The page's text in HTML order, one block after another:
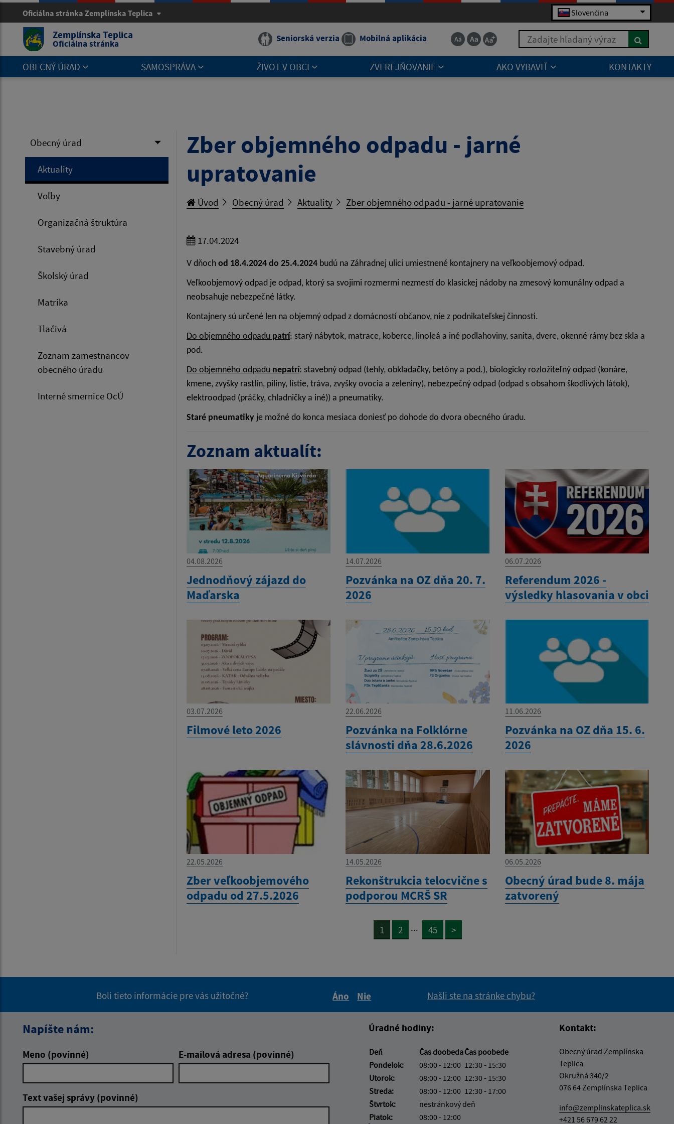
Oficiálna stránka Zemplínska Teplica Slovenčina
Zemplínska Teplica
Oficiálna stránka Seniorská verzia Mobilná aplikácia Zadajte hľadaný výraz
OBECNÝ ÚRAD SAMOSPRÁVA ŽIVOT V OBCI ZVEREJŇOVANIE AKO VYBAVIŤ KONTAKTY
Obecný úrad
Aktuality
Voľby
Organizačná štruktúra
Stavebný úrad
Školský úrad
Matrika
Tlačivá
Zoznam zamestnancov
obecného úradu
Interné smernice OcÚ
Zber objemného odpadu - jarné
upratovanie
Úvod Obecný úrad Aktuality Zber objemného odpadu - jarné upratovanie
17.04.2024
V dňoch od 18.4.2024 do 25.4.2024 budú na Záhradnej ulici umiestnené kontajnery na veľkoobjemový odpad.
Veľkoobjemový odpad je odpad, ktorý sa svojimi rozmermi nezmestí do klasickej nádoby na zmesový komunálny odpad a
neobsahuje nebezpečné látky.
Kontajnery sú určené len na objemný odpad z domácností občanov, nie z podnikateľskej činnosti.
Do objemného odpadu patrí: starý nábytok, matrace, koberce, linoleá a iné podlahoviny, sanita, dvere, okenné rámy bez skla a
pod.
Do objemného odpadu nepatrí: stavebný odpad (tehly, obkladačky, betóny a pod.), biologicky rozložiteľný odpad (konáre,
kmene, zvyšky rastlín, piliny, lístie, tráva, zvyšky ovocia a zeleniny), nebezpečný odpad (odpad s obsahom škodlivých látok),
elektroodpad (práčky, chladničky a iné)) a pneumatiky.
Staré pneumatiky je možné do konca mesiaca doniesť po dohode do dvora obecného úradu.
Zoznam aktualít:
04.08.2026
Jednodňový zájazd do
Maďarska
14.07.2026
Pozvánka na OZ dňa 20. 7.
2026
06.07.2026
Referendum 2026 -
výsledky hlasovania v obci
03.07.2026
Filmové leto 2026
22.06.2026
Pozvánka na Folklórne
slávnosti dňa 28.6.2026
11.06.2026
Pozvánka na OZ dňa 15. 6.
2026
22.05.2026
Zber veľkoobjemového
odpadu od 27.5.2026
14.05.2026
Rekonštrukcia telocvične s
podporou MCRŠ SR
06.05.2026
Obecný úrad bude 8. mája
zatvorený
1 2 ... 45 >
Boli tieto informácie pre vás užitočné?
Áno
Nie
Našli ste na stránke chybu?
Napíšte nám:
Meno (povinné) E-mailová adresa (povinné)
Text vašej správy (povinné)
Úradné hodiny:
Deň Čas doobedaČas poobede
Pondelok:
08:00 - 12:00 12:30 - 15:30
Utorok:
08:00 - 12:00 12:30 - 15:30
Streda:
08:00 - 12:00 12:30 - 17:00
Štvrtok:
nestránkový deň
Piatok:
08:00 - 12:00
Kontakt:
Obecný úrad Zemplínska
Teplica
Okružná 340/2
076 64 Zemplínska Teplica
info@zemplinskateplica.sk
+421 56 679 62 22